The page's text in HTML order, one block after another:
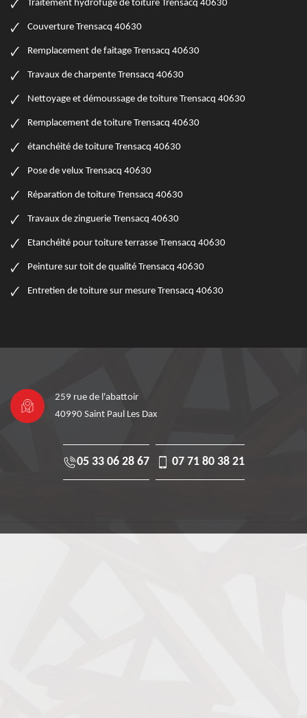
Traitement hydrofuge de toiture Trensacq 40630
Couverture Trensacq 40630
Remplacement de faitage Trensacq 40630
Travaux de charpente Trensacq 40630
Nettoyage et démoussage de toiture Trensacq 40630
Remplacement de toiture Trensacq 40630
étanchéité de toiture Trensacq 40630
Pose de velux Trensacq 40630
Réparation de toiture Trensacq 40630
Travaux de zinguerie Trensacq 40630
Etanchéité pour toiture terrasse Trensacq 40630
Peinture sur toit de qualité Trensacq 40630
Entretien de toiture sur mesure Trensacq 40630
259 rue de l'abattoir
40990 Saint Paul Les Dax
05 33 06 28 67 07 71 80 38 21